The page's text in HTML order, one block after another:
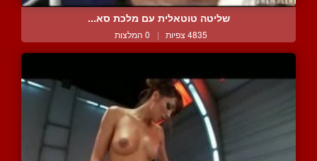
שליטה טוטאלית עם מלכת סא...
4835 צפיות | 0 המלצות